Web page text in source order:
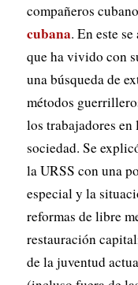
compañeros
cubana. En este
que ha vivido con
una búsqueda de
métodos
los trabajadores
sociedad. Se
la URSS con una
especial y la
reformas de libre
restauración
de la juventud